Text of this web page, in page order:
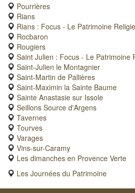
Pourrières
Rians
Rians : Focus - Le Patrimoine
Rocbaron
Rougiers
Saint Julien : Focus - Le Patrimoine
Saint-Julien le Montagnier
Saint-Martin de Pallières
Saint-Maximin la Sainte Baume
Sainte Anastasie sur Issole
Seillons Source d'Argens
Tavernes
Tourves
Varages
Vins-sur-Caramy
Les dimanches en Provence Verte
Les Journées du Patrimoine